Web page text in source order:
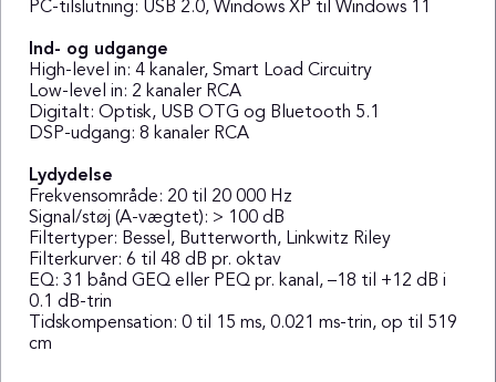
PC-tilslutning: USB 2.0, Windows XP til Windows 11
Ind- og udgange
High-level in: 4 kanaler, Smart Load Circuitry
Low-level in: 2 kanaler RCA
Digitalt: Optisk, USB OTG og Bluetooth 5.1
DSP-udgang: 8 kanaler RCA
Lydydelse
Frekvensområde: 20 til 20 000 Hz
Signal/støj (A-vægtet): > 100 dB
Filtertyper: Bessel, Butterworth, Linkwitz Riley
Filterkurver: 6 til 48 dB pr. oktav
EQ: 31 bånd GEQ eller PEQ pr. kanal, –18 til +12 dB i
0.1 dB-trin
Tidskompensation: 0 til 15 ms, 0.021 ms-trin, op til 519
cm